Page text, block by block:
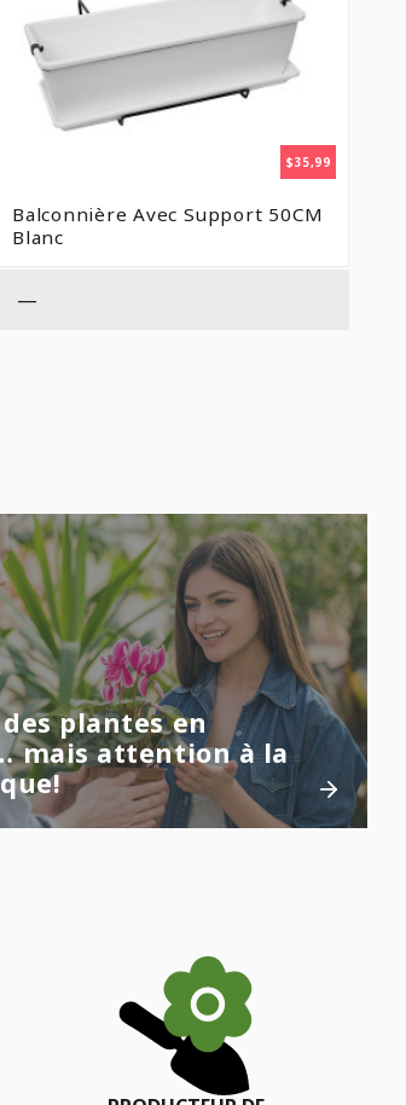
$35,99
Balconnière Avec Support 50CM
Blanc
—
plantes en
mais attention à la